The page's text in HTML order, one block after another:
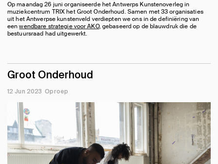
Op maandag 26 juni organiseerde het Antwerps Kunstenoverleg in
muziekcentrum TRIX het Groot Onderhoud. Samen met 33 organisaties
uit het Antwerpse kunstenveld verdiepten we ons in de definiëring van
eenwendbare strategie voor AKO, gebaseerd op de blauwdruk die de
bestuursraad had uitgewerkt.
Groot Onderhoud
12 Jun 2023 Oproep